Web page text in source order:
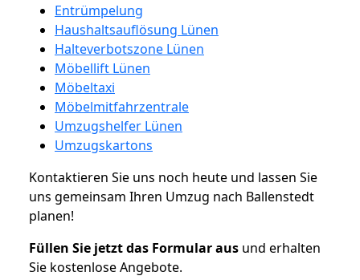
Entrümpelung
Haushaltsauflösung Lünen
Halteverbotszone Lünen
Möbellift Lünen
Möbeltaxi
Möbelmitfahrzentrale
Umzugshelfer Lünen
Umzugskartons
Kontaktieren Sie uns noch heute und lassen Sie
uns gemeinsam Ihren Umzug nach Ballenstedt
planen!
Füllen Sie jetzt das Formular aus und erhalten
Sie kostenlose Angebote.